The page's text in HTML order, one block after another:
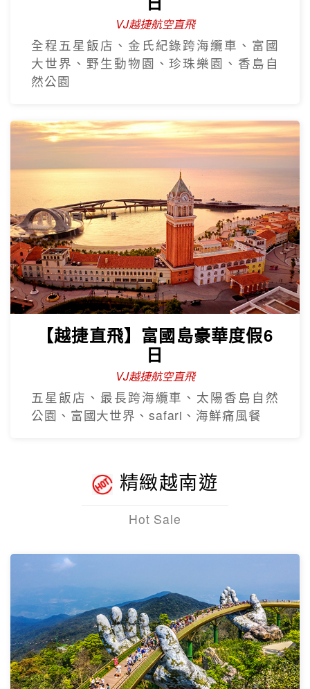
【越捷直飛】富國島豪華度假6
日
VJ越捷航空直飛
五星飯店、最長跨海纜車、太陽香島自然
公園、富國大世界、safari、海鮮痛風餐
精緻越南遊
Hot Sale
【越捷航空】經典峴港中越雙城
5日